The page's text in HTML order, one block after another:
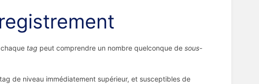
tag peut comprendre un nombre quelconque de sous-
de niveau immédiatement supérieur, et susceptibles de